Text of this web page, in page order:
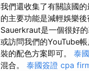
我們還收集了有關該國的
的主要功能是減輕娛樂後
Sauerkraut是一個很好
或訪問我們的YouTube
裝的配色方案即可。 泰
混合。 泰國簽證 cpa